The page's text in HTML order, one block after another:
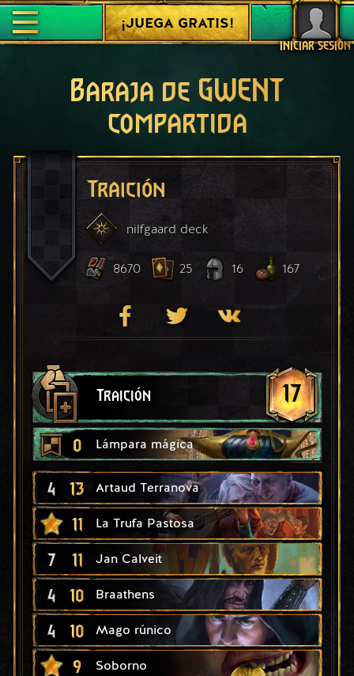
INICIAR SESIÓN
¡JUEGA GRATIS!
Baraja de GWENT
compartida
Traición
nilfgaard deck
8670 25 16 167
Traición 17
0 Lámpara mágica
4 13 Artaud Terranova
11 La Trufa Pastosa
7 11 Jan Calveit
4 10 Braathens
4 10 Mago rúnico
9 Soborno